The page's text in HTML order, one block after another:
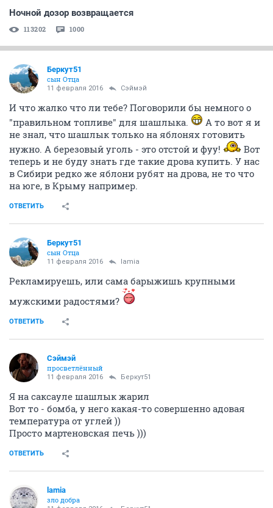
Ночной дозор возвращается
113202 1000
Беркут51
сын Отца
11 февраля 2016 Сэймэй
И что жалко что ли тебе? Поговорили бы немного о
"правильном топливе" для шашлыка.
А то вот я и
не знал, что шашлык только на яблонях готовить
нужно. А березовый уголь - это отстой и фуу!
Вот
теперь и не буду знать где такие дрова купить. У нас
в Сибири редко же яблони рубят на дрова, не то что
на юге, в Крыму например.
ОТВЕТИТЬ
Беркут51
сын Отца
11 февраля 2016 lamia
Рекламируешь, или сама барыжишь крупными
мужскими радостями?
ОТВЕТИТЬ
Сэймэй
просветлённый
11 февраля 2016 Беркут51
Я на саксауле шашлык жарил
Вот то - бомба, у него какая-то совершенно адовая
температура от углей ))
Просто мартеновская печь )))
ОТВЕТИТЬ
lamia
зло добра